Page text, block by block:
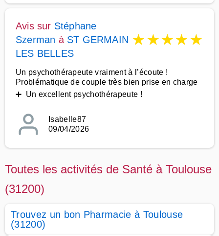
Avis sur Stéphane
Szerman à ST GERMAIN
LES BELLES
★★★★★
Un psychothérapeute vraiment à l’écoute !
Problématique de couple très bien prise en charge
➕ Un excellent psychothérapeute !
Isabelle87
09/04/2026
Toutes les activités de Santé à Toulouse
(31200)
Trouvez un bon Pharmacie à Toulouse
(31200)